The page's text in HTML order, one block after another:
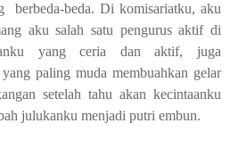
berbeda-beda. Di komisariatku, aku
aku salah satu pengurus aktif di
yang ceria dan aktif, juga
paling muda membuahkan gelar
setelah tahu akan kecintaanku
julukanku menjadi putri embun.